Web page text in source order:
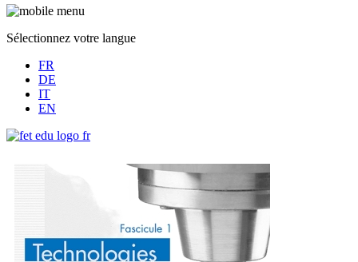
Sélectionnez votre langue
FR
DE
IT
EN